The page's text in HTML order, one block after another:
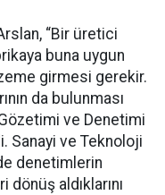
“Bir üretici
buna uygun
girmesi gerekir.
da bulunması
ve Denetimi
Sanayi ve Teknoloji
denetimlerin
dönüş aldıklarını